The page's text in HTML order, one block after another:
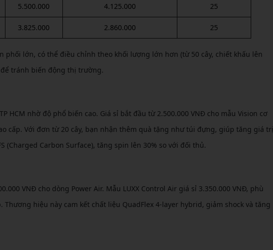
5.500.000 4.125.000 25
3.825.000 2.860.000 25
phối lớn, có thể điều chỉnh theo khối lượng lớn hơn (từ 50 cây, chiết khấu lên
tránh biến động thị trường.
HCM nhờ độ phổ biến cao. Giá sỉ bắt đầu từ 2.500.000 VNĐ cho mẫu Vision cơ
cấp. Với đơn từ 20 cây, bạn nhận thêm quà tặng như túi đựng, giúp tăng giá trị
(Charged Carbon Surface), tăng spin lên 30% so với đối thủ.
VNĐ cho dòng Power Air. Mẫu LUXX Control Air giá sỉ 3.350.000 VNĐ, phù
hiệu này cam kết chất liệu QuadFlex 4-layer hybrid, giảm shock và tăng